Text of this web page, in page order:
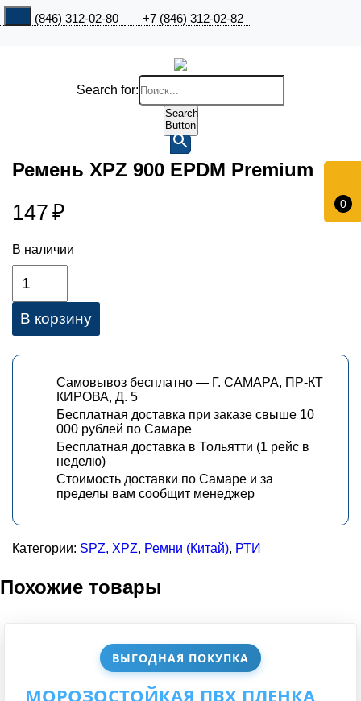
+7 (846) 312-02-80 +7 (846) 312-02-82
0
Search for:
Search
Button
ВЫГОДНАЯ ПОКУПКА
МОРОЗОСТОЙКАЯ ПВХ ПЛЕНКА
Ремень XPZ 900 EPDM Premium
147 ₽
В наличии
В корзину
Самовывоз бесплатно — Г. САМАРА, ПР-КТ
КИРОВА, Д. 5
Бесплатная доставка при заказе свыше 10
000 рублей по Самаре
Бесплатная доставка в Тольятти (1 рейс в
неделю)
Стоимость доставки по Самаре и за
пределы вам сообщит менеджер
Категории: SPZ, XPZ, Ремни (Китай), РТИ
Похожие товары